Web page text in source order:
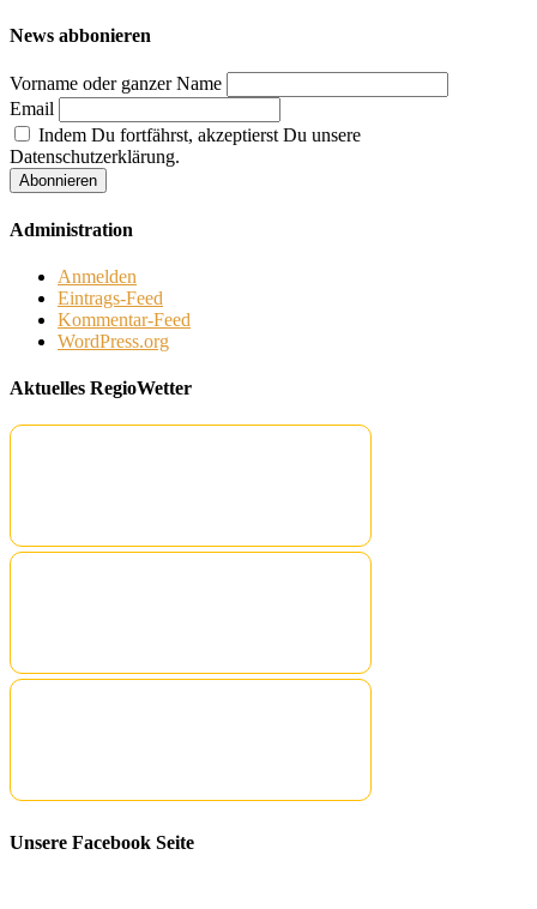
News abbonieren
Vorname oder ganzer Name
Email
Indem Du fortfährst, akzeptierst Du unsere
Datenschutzerklärung.
Administration
Anmelden
Eintrags-Feed
Kommentar-Feed
WordPress.org
Aktuelles RegioWetter
Unsere Facebook Seite